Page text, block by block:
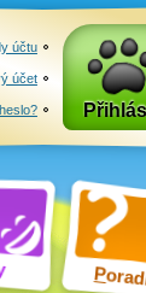
P
účtu
účet